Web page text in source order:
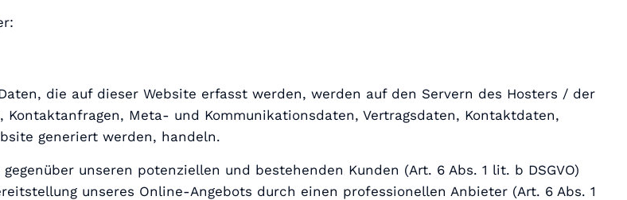
die auf dieser Website erfasst werden, werden auf den Servern des Hosters / der
Meta- und Kommunikationsdaten, Vertragsdaten, Kontaktdaten,
generiert werden, handeln.
unseren potenziellen und bestehenden Kunden (Art. 6 Abs. 1 lit. b DSGVO)
unseres Online-Angebots durch einen professionellen Anbieter (Art. 6 Abs. 1